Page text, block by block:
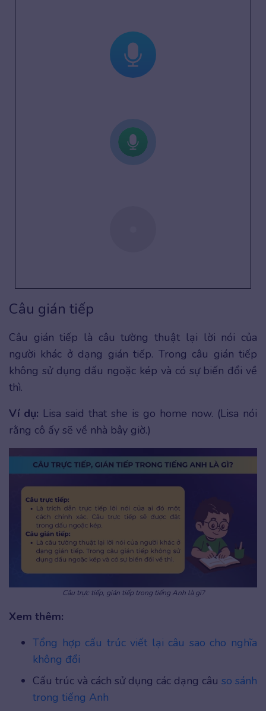
Câu gián tiếp
Câu gián tiếp là câu tường thuật lại lời nói của
người khác ở dạng gián tiếp. Trong câu gián tiếp
không sử dụng dấu ngoặc kép và có sự biến đổi về
thì.
Ví dụ: Lisa said that she is go home now. (Lisa nói
rằng cô ấy sẽ về nhà bây giờ.)
Câu trực tiếp, gián tiếp trong tiếng Anh là gì?
Xem thêm:
Tổng hợp cấu trúc viết lại câu sao cho nghĩa
không đổi
Cấu trúc và cách sử dụng các dạng câu so sánh
trong tiếng Anh